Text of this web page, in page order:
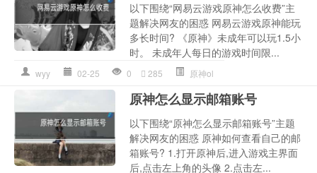
以下围绕“网易云游戏原神怎么收费”主
题解决网友的困惑 网易云游戏原神能玩
多长时间? 《原神》未成年可以玩1.5小
时。 未成年人每日的游戏时间限...
wyy 02-25 0 285 原神ol
原神怎么显示邮箱账号
以下围绕“原神怎么显示邮箱账号”主题
解决网友的困惑 原神如何查看自己的邮
箱账号? 1.打开原神后,进入游戏主界面
后,点击左上角的头像 2.点击左...